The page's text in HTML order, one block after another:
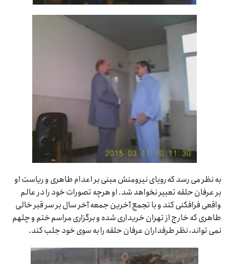
به نظر می رسد که رویای نیرومنش مبنی بر اعدام طاهری و ریاست او
بر عرفان حلقه تعبیر نخواهد شد. او هرچه تصورات خود را در عالم
واقعی فرافکنی کند و با تجمع آخرین جمعه آخر سال بر سر قبر خالی
طاهری که خارج از تهران خریداری شده و برگزاری مراسم ختم و چلهم
نمی تواند، نظر طرفداران عرفان حلقه را به سوی خود جلب کند.